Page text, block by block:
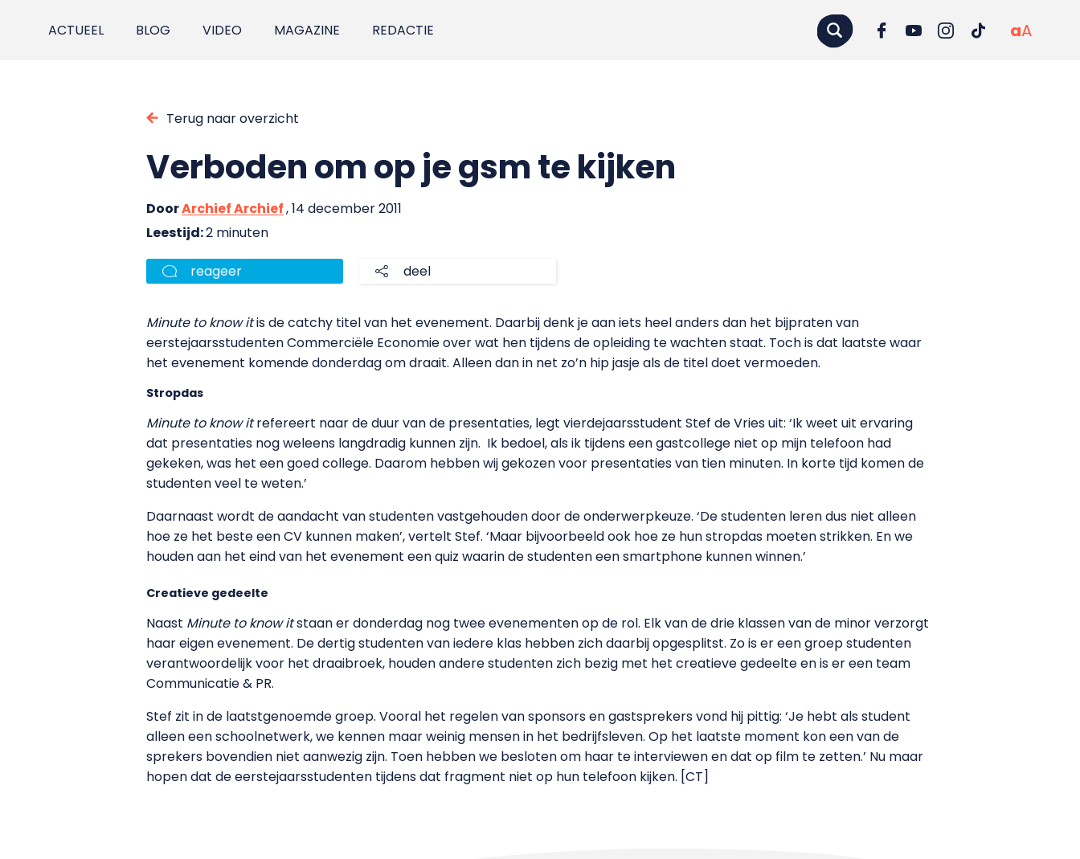
ACTUEEL BLOG VIDEO MAGAZINE REDACTIE aA
Terug naar overzicht
Verboden om op je gsm te kijken
DoorArchief Archief, 14 december 2011
Leestijd:2 minuten
reageer deel
Minute to know itis de catchy titel van het evenement. Daarbij denk je aan iets heel anders dan het bijpraten van
eerstejaarsstudenten Commerciële Economie over wat hen tijdens de opleiding te wachten staat. Toch is dat laatste waar
het evenement komende donderdag om draait. Alleen dan in net zo’n hip jasje als de titel doet vermoeden.
Stropdas
Minute to know itrefereert naar de duur van de presentaties, legt vierdejaarsstudent Stef de Vries uit: ‘Ik weet uit ervaring
dat presentaties nog weleens langdradig kunnen zijn. Ik bedoel, als ik tijdens een gastcollege niet op mijn telefoon had
gekeken, was het een goed college. Daarom hebben wij gekozen voor presentaties van tien minuten. In korte tijd komen de
studenten veel te weten.’
Daarnaast wordt de aandacht van studenten vastgehouden door de onderwerpkeuze. ‘De studenten leren dus niet alleen
hoe ze het beste een CV kunnen maken’, vertelt Stef. ‘Maar bijvoorbeeld ook hoe ze hun stropdas moeten strikken. En we
houden aan het eind van het evenement een quiz waarin de studenten een smartphone kunnen winnen.’
Creatieve gedeelte
Naast Minute to know itstaan er donderdag nog twee evenementen op de rol. Elk van de drie klassen van de minor verzorgt
haar eigen evenement. De dertig studenten van iedere klas hebben zich daarbij opgesplitst. Zo is er een groep studenten
verantwoordelijk voor het draaibroek, houden andere studenten zich bezig met het creatieve gedeelte en is er een team
Communicatie & PR.
Stef zit in de laatstgenoemde groep. Vooral het regelen van sponsors en gastsprekers vond hij pittig: ‘Je hebt als student
alleen een schoolnetwerk, we kennen maar weinig mensen in het bedrijfsleven. Op het laatste moment kon een van de
sprekers bovendien niet aanwezig zijn. Toen hebben we besloten om haar te interviewen en dat op film te zetten.’ Nu maar
hopen dat de eerstejaarsstudenten tijdens dat fragment niet op hun telefoon kijken. [CT]